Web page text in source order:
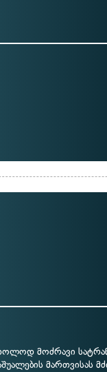
მოძრავი
მართვისას